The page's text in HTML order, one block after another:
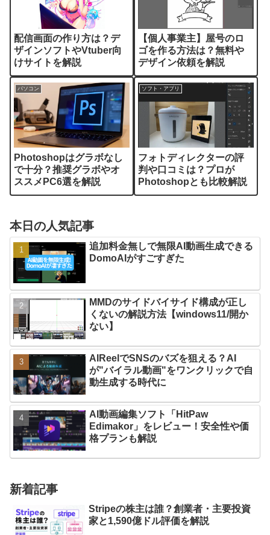
配信画面の作り方は？デ
ザインソフトやVtuber向
けサイトを解説
【個人事業主】屋号のロ
ゴを作る方法は？無料や
デザイン依頼を解説
パソコン
Photoshopはグラボなし
で十分？推奨グラボやオ
ススメPC6選を解説
ソフト・アプリ
フォトディレクターの評
判や口コミは？プロが
Photoshopとも比較解説
本日の人気記事
追加料金無しで無限AI動画生成できる
DomoAIがすごすぎた
MMDのサイドバイサイド構成が正し
くないの解説方法【windows11/開か
ない】
AIReelでSNSのバズを狙える？AI
が"バイラル動画"をワンクリックで自
動生成する時代に
AI動画編集ソフト「HitPaw
Edimakor」をレビュー！安全性や価
格プランも解説
新着記事
Stripeの株主は誰？創業者・主要投資
家と1,590億ドル評価を解説